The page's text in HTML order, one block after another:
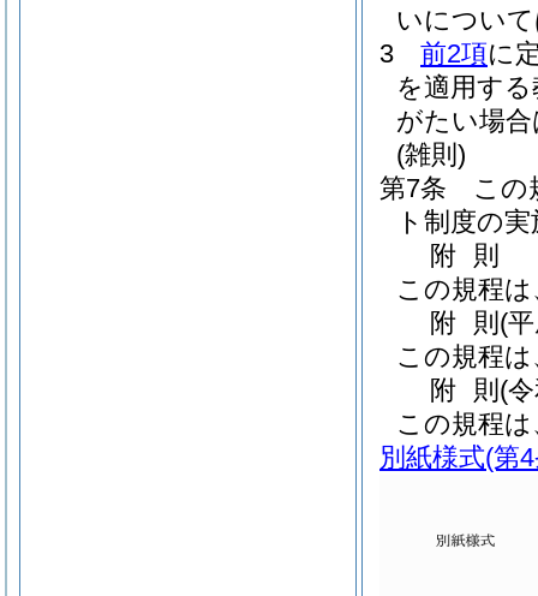
いについ
3
前2項に
を適用す
がたい場
(雑則)
第7条
この
ト制度の
附 則
この規程
附 則 (
この規程
附 則 (
この規程
別紙様式(第